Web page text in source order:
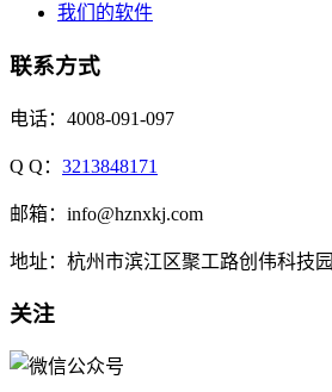
我们的软件
联系方式
电话：4008-091-097
Q Q： 3213848171
邮箱：info@hznxkj.com
地址： 杭州市滨江区聚工路创伟科技园
关注